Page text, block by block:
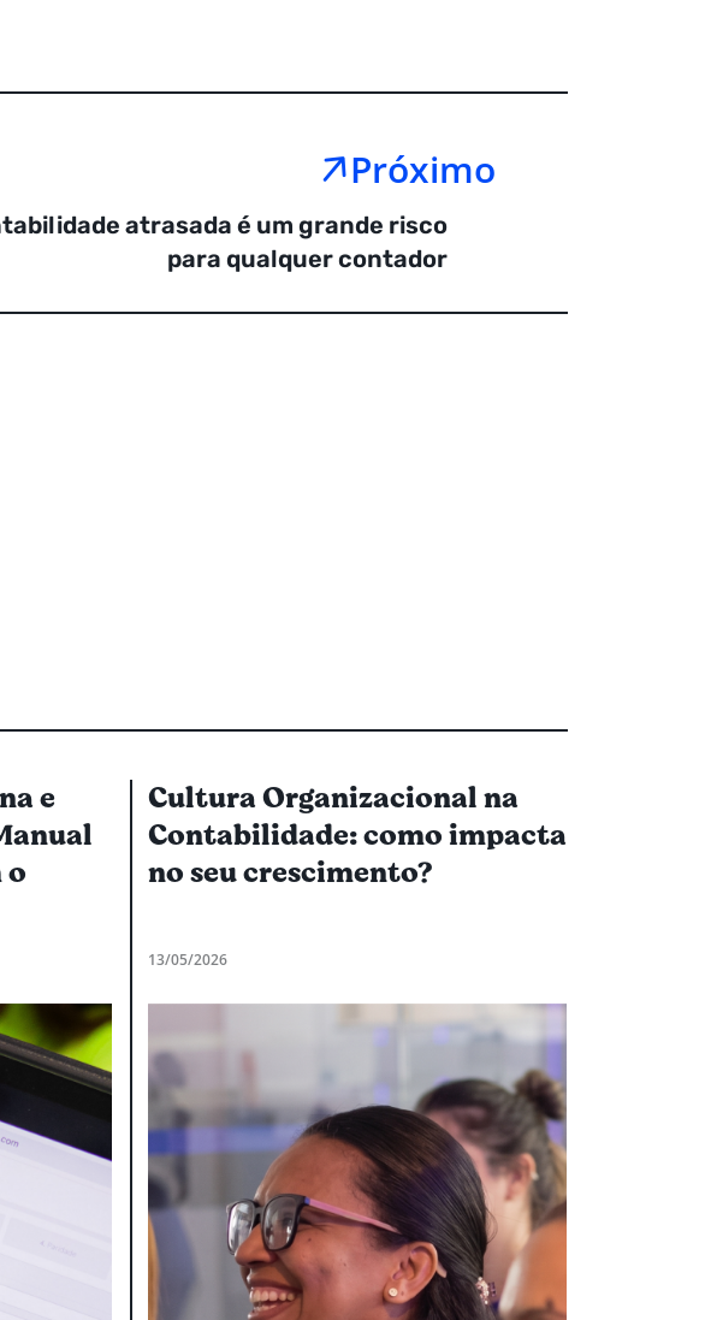
Próximo
atrasada é um grande risco
para qualquer contador
e
o
Cultura Organizacional na
Contabilidade: como impacta
no seu crescimento?
13/05/2026